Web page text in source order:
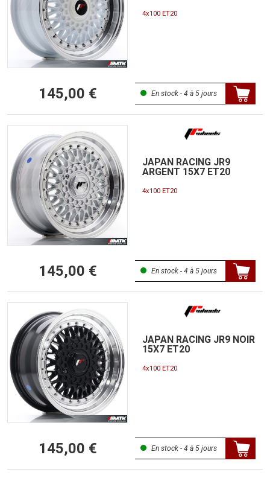
4x100 ET20
145,00 € En stock - 4 à 5 jours
JAPAN RACING JR9
ARGENT 15X7 ET20
4x100 ET20
145,00 € En stock - 4 à 5 jours
JAPAN RACING JR9 NOIR
15X7 ET20
4x100 ET20
145,00 € En stock - 4 à 5 jours